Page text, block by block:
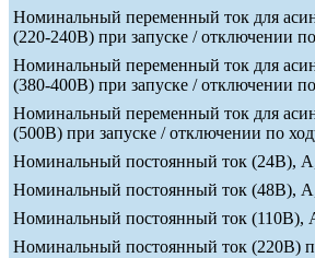
Номинальный переменный ток для
(220-240В) при запуске / отключении
Номинальный переменный ток для
(380-400В) при запуске / отключении
Номинальный переменный ток для
(500В) при запуске / отключении по
Номинальный постоянный ток (24В),
Номинальный постоянный ток (48В),
Номинальный постоянный ток (110В),
Номинальный постоянный ток (220В)